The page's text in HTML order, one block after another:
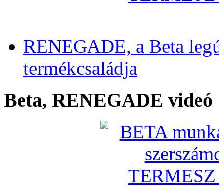
RENEGADE, a Beta
termékcsaládja
Beta, RENEGADE videó